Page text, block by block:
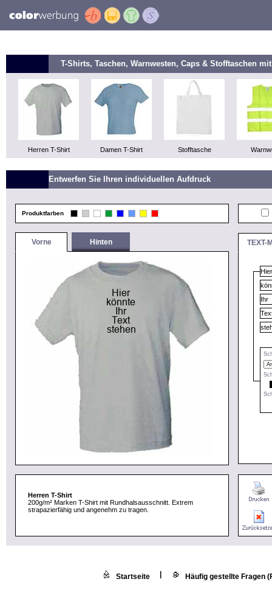
T-Shirts, Taschen, Warnwesten, Caps & Stofftaschen
Herren T-Shirt Damen T-Shirt Stofftasche
Entwerfen Sie Ihren individuellen Aufdruck
Produktfarben
Vorne Hinten TEXT-
Herren T-Shirt
200g/m² Marken T-Shirt mit Rundhalsausschnitt. Extrem
strapazierfähig und angenehm zu tragen.
Startseite Häufig gestellte Fragen